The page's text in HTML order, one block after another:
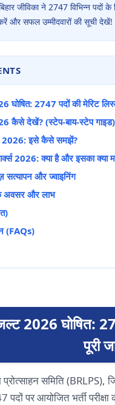
जीविका ने 2747 विभिन्न पदों
और सफल उम्मीदवारों की सूची देखें!
घोषित: 2747 पदों की मेरिट
कैसे देखें? (स्टेप-बाय-स्टेप गाइड)
2026: इसे कैसे समझें?
2026: क्या है और इसका क्या
सत्यापन और ज्वाइनिंग
के अवसर और लाभ
(FAQs)
2026
पूरी
प्रोत्साहन समिति
पर आयोजित भर्ती परीक्षा